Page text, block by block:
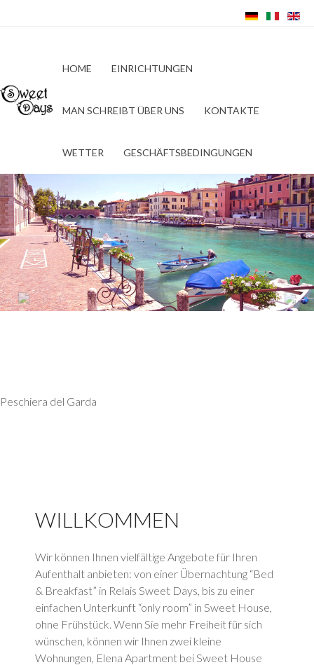
HOME EINRICHTUNGEN
MAN SCHREIBT ÜBER UNS KONTAKTE
WETTER GESCHÄFTSBEDINGUNGEN
Peschiera del Garda
Previous Next
WILLKOMMEN
Wir können Ihnen vielfältige Angebote für Ihren
Aufenthalt anbieten: von einer Übernachtung “Bed
& Breakfast” in Relais Sweet Days, bis zu einer
einfachen Unterkunft “only room” in Sweet House,
ohne Frühstück. Wenn Sie mehr Freiheit für sich
wünschen, können wir Ihnen zwei kleine
Wohnungen, Elena Apartment bei Sweet House